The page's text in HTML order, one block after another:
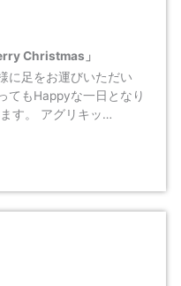
Christmas」
に足をお運びいただい
てもHappyな一日となり
す。 アグリキッ…